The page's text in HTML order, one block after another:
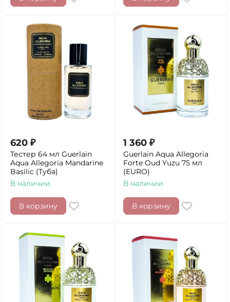
620 ₽
Тестер 64 мл Guerlain
Aqua Allegoria Mandarine
Basilic (Туба)
В наличии
В корзину
1 360 ₽
Guerlain Aqua Allegoria
Forte Oud Yuzu 75 мл
(EURO)
В наличии
В корзину